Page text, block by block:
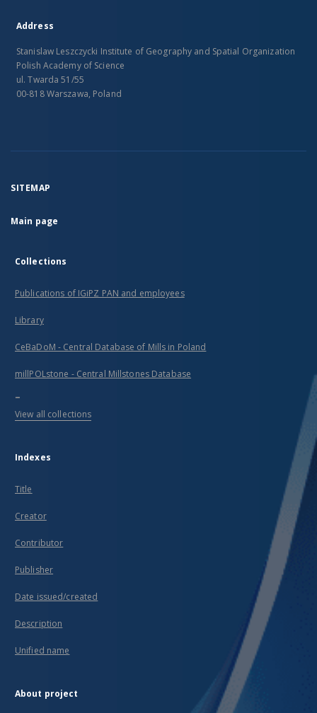
Address
Stanislaw Leszczycki Institute of Geography and Spatial Organization
Polish Academy of Science
ul. Twarda 51/55
00-818 Warszawa, Poland
SITEMAP
Main page
Collections
Publications of IGiPZ PAN and employees
Library
CeBaDoM - Central Database of Mills in Poland
millPOLstone - Central Millstones Database
...
View all collections
Indexes
Title
Creator
Contributor
Publisher
Date issued/created
Description
Unified name
About project